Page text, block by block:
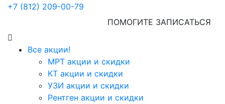
+7 (812) 209-00-79
ПОМОГИТЕ ЗАПИСАТЬСЯ
Все акции!
МРТ акции и скидки
КТ акции и скидки
УЗИ акции и скидки
Рентген акции и скидки